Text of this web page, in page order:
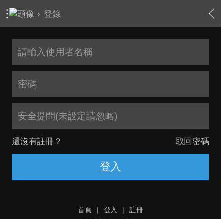
› 登錄
安全提問(未設定請忽略)
還沒有註冊？ 取回密碼
登入
首頁 | 登入 |
註冊